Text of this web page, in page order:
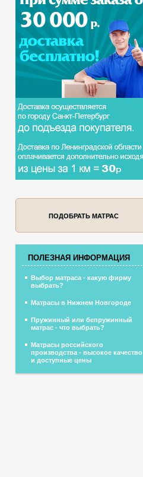
ПОДОБРАТЬ МАТРАС
ПОЛЕЗНАЯ ИНФОРМАЦИЯ
Выбор матраса - какую фирму
выбрать?
Матрасы в Нижнем Новгороде
Пружинный или бепружинный
матрас - что выбрать?
Матрасы российского
производства - высокое качество
и доступные цены